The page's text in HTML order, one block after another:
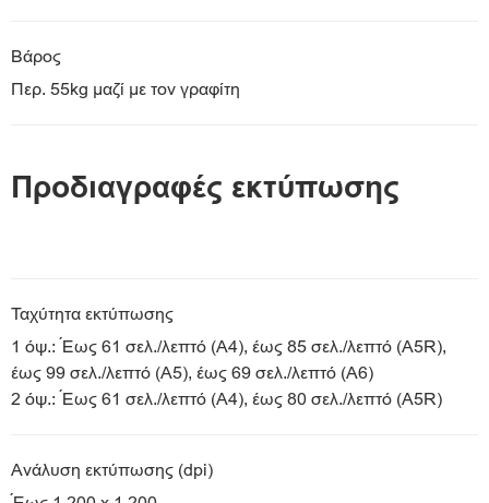
Βάρος
Περ. 55kg μαζί με τον γραφίτη
Προδιαγραφές εκτύπωσης
Ταχύτητα εκτύπωσης
1 όψ.: Έως 61 σελ./λεπτό (A4), έως 85 σελ./λεπτό (A5R),
έως 99 σελ./λεπτό (A5), έως 69 σελ./λεπτό (A6)
2 όψ.: Έως 61 σελ./λεπτό (A4), έως 80 σελ./λεπτό (A5R)
Ανάλυση εκτύπωσης (dpi)